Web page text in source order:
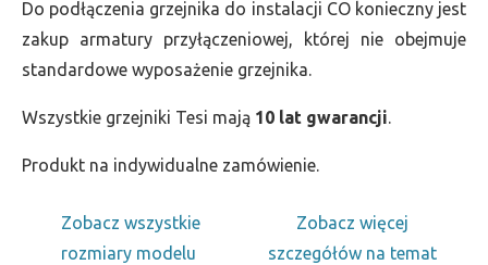
Do podłączenia grzejnika do instalacji CO konieczny jest
zakup armatury przyłączeniowej, której nie obejmuje
standardowe wyposażenie grzejnika.
Wszystkie grzejniki Tesi mają 10 lat gwarancji.
Produkt na indywidualne zamówienie.
Zobacz wszystkie
rozmiary modelu
Zobacz więcej
szczegółów na temat